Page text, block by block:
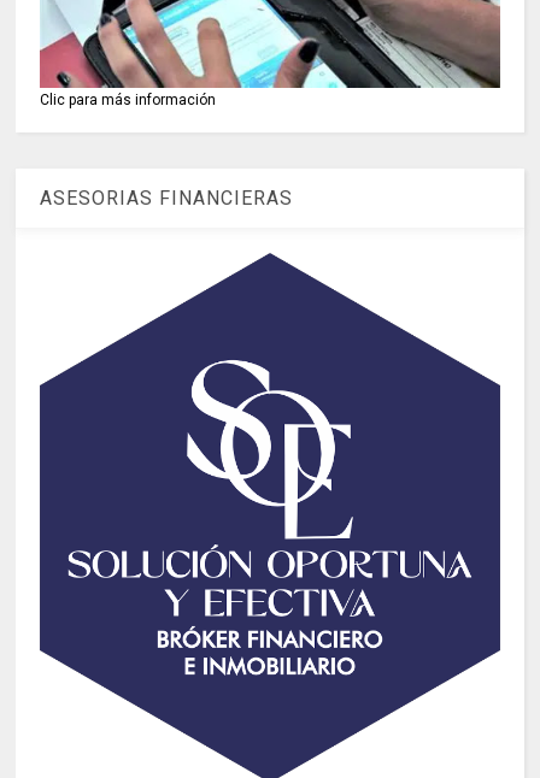
Clic para más información
ASESORIAS FINANCIERAS